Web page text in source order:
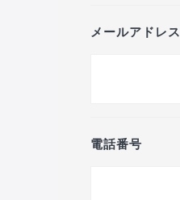
メールアドレス
電話番号